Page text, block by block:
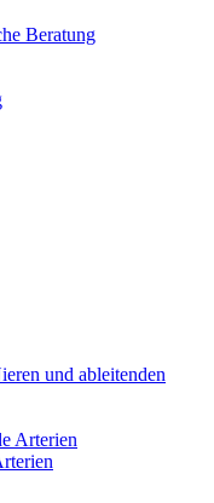
Beratung
und ableitenden
Arterien